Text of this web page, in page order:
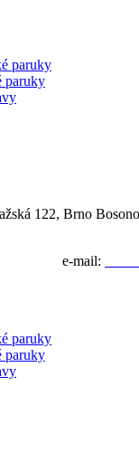
paruky
paruky
122, Brno
paruky
paruky